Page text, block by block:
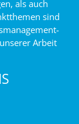
als auch
sind
Arbeit